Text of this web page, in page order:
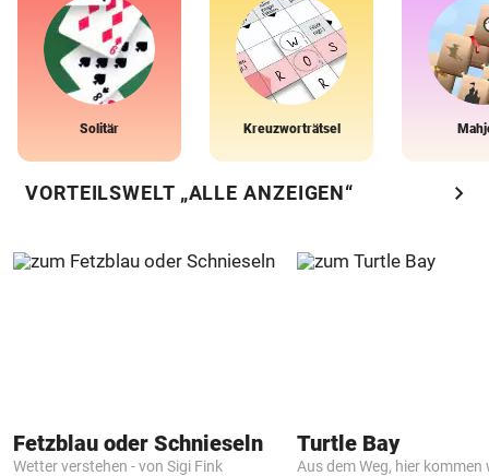
Solitär Kreuzworträtsel
VORTEILSWELT „ALLE ANZEIGEN“ chevron_right
Fetzblau oder Schnieseln
Wetter verstehen - von Sigi Fink
Turtle Bay
Aus dem Weg, hier kommen